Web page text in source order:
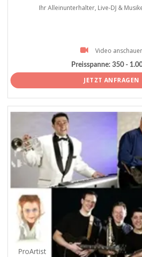
Ihr Alleinunterhalter, Live-DJ &
Video
Preisspanne: 350 -
JETZT ANFRAGEN
ProArtist